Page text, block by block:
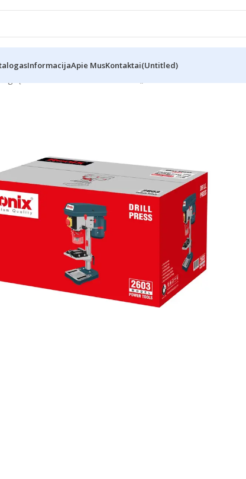
InformacijaApie MusKontaktai(Untitled)